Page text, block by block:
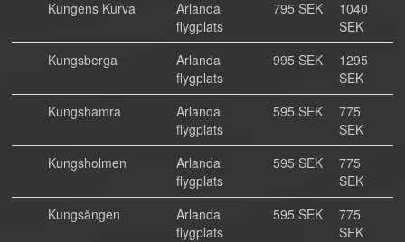
Kungens Kurva
Arlanda
flygplats
795 SEK
1040
SEK
Kungsberga
Arlanda
flygplats
995 SEK
1295
SEK
Kungshamra
Arlanda
flygplats
595 SEK
775
SEK
Kungsholmen
Arlanda
flygplats
595 SEK
775
SEK
Kungsängen
Arlanda
flygplats
595 SEK
775
SEK